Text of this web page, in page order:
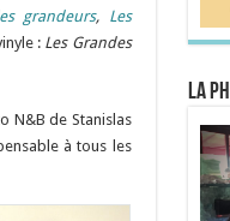
grandeurs, Les
: Les Grandes
N&B de Stanislas
à tous les
La